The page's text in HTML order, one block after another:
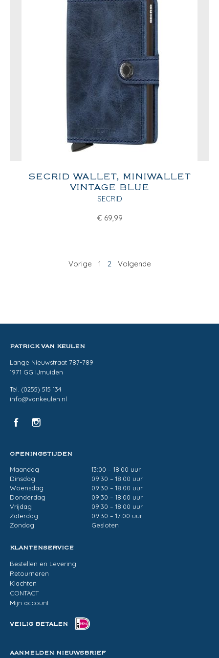
SECRID WALLET, MINIWALLET
VINTAGE BLUE
SECRID
€ 69,99
Vorige 1 2 Volgende
PATRICK VAN KEULEN
Lange Nieuwstraat 787-789
1971 GG IJmuiden
Tel. (0255) 515 134
info@vankeulen.nl
OPENINGSTIJDEN
Maandag
13:00 – 18:00 uur
Dinsdag
09:30 – 18:00 uur
Woensdag
09:30 – 18:00 uur
Donderdag
09:30 – 18:00 uur
Vrijdag
09:30 – 18:00 uur
Zaterdag
09:30 – 17:00 uur
Zondag
Gesloten
KLANTENSERVICE
Bestellen en Levering
Retourneren
Klachten
CONTACT
Mijn account
VEILIG BETALEN
AANMELDEN NIEUWSBRIEF